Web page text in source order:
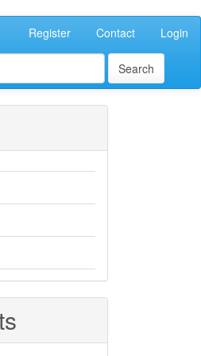
Register Contact Login
Search